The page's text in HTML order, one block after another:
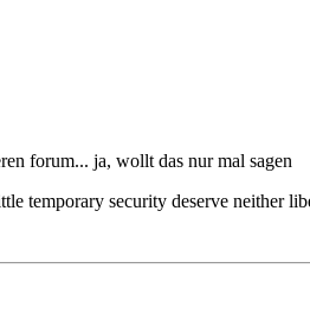
forum... ja, wollt das nur mal sagen
temporary security deserve neither